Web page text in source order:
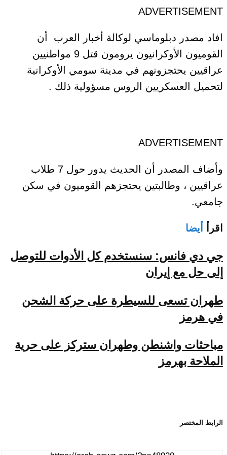
ADVERTISEMENT
افاد مصدر دبلوماسي لوكالة أخبار العرب أن
القوميون الأوكرانيون يرومون قتل 9 مواطنيين
عراقيين يحتجزونهم في مدينة سومي الأوكرانية
لتحميل العسكريين الروس مسؤولية ذلك .
ADVERTISEMENT
وأضاف المصدر أن الحديث يدور حول 7 طلاب
عراقيين ، وطالبتين يحتجزهم القوميون في سكن
جامعي.
اقرأ أيضا
جي دي فانس: سنستخدم كل الأدوات للتوصل
إلى حل مع إيران
طهران تسعى للسيطرة على حركة الشحن
في هرمز
مباحثات واشنطن وطهران ستركز على حرية
الملاحة بهرمز
الرابط المختصر